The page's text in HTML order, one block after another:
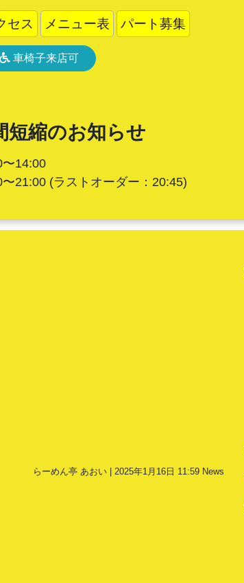
セス メニュー表 パート募集
車椅子来店可
短縮のお知らせ
14:00
21:00(ラストオーダー：20:45)
らーめん亭 あおい | 2025年1月16日 11:59 News